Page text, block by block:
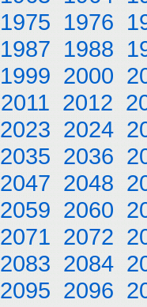
1975 1976
1987 1988
1999 2000
2011 2012
2023 2024
2035 2036
2047 2048
2059 2060
2071 2072
2083 2084
2095 2096